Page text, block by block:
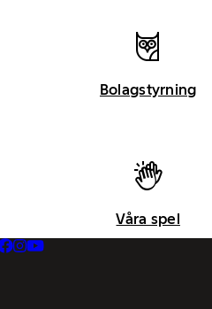
Bolagstyrning
Våra spel